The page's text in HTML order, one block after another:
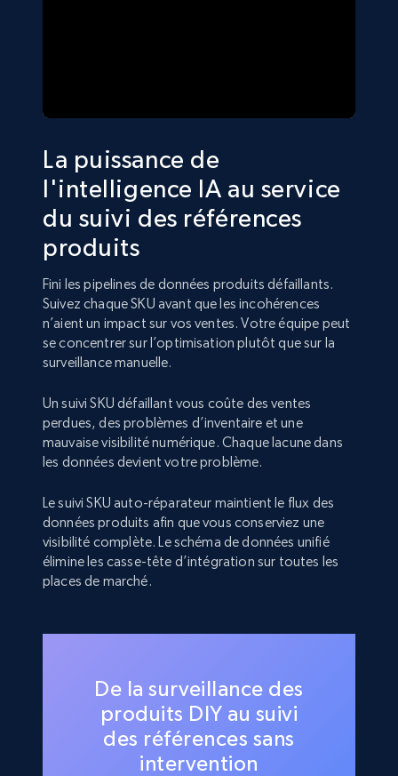
La puissance de
l'intelligence IA au service
du suivi des références
produits
Fini les pipelines de données produits défaillants.
Suivez chaque SKU avant que les incohérences
n’aient un impact sur vos ventes. Votre équipe peut
se concentrer sur l’optimisation plutôt que sur la
surveillance manuelle.
Un suivi SKU défaillant vous coûte des ventes
perdues, des problèmes d’inventaire et une
mauvaise visibilité numérique. Chaque lacune dans
les données devient votre problème.
Le suivi SKU auto-réparateur maintient le flux des
données produits afin que vous conserviez une
visibilité complète. Le schéma de données unifié
élimine les casse-tête d’intégration sur toutes les
places de marché.
De la surveillance des
produits DIY au suivi
des références sans
intervention